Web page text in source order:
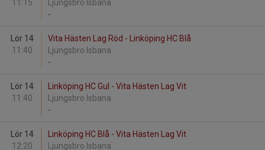
11:15
Ljungsbro Isbana
-
Lör 14
11:40
Vita Hästen Lag Röd - Linköping HC Blå
Ljungsbro Isbana
-
Lör 14
11:40
Linköping HC Gul - Vita Hästen Lag Vit
Ljungsbro Isbana
-
Lör 14
12:20
Linköping HC Blå - Vita Hästen Lag Vit
Ljungsbro Isbana